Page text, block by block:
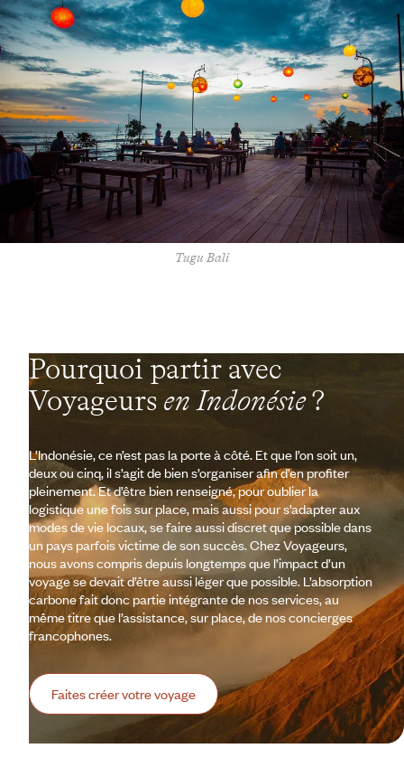
Tugu Bali
Pourquoi partir avec
Voyageurs en Indonésie?
L’Indonésie, ce n’est pas la porte à côté. Et que l’on soit un,
deux ou cinq, il s’agit de bien s’organiser afin d’en profiter
pleinement. Et d’être bien renseigné, pour oublier la
logistique une fois sur place, mais aussi pour s’adapter aux
modes de vie locaux, se faire aussi discret que possible dans
un pays parfois victime de son succès. Chez Voyageurs,
nous avons compris depuis longtemps que l’impact d’un
voyage se devait d’être aussi léger que possible. L’absorption
carbone fait donc partie intégrante de nos services, au
même titre que l’assistance, sur place, de nos concierges
francophones.
Faites créer votre voyage